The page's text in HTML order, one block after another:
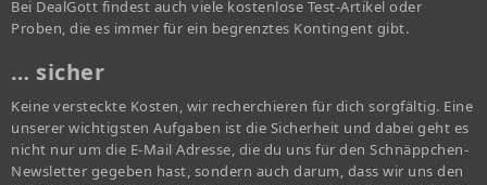
Bei DealGott findest auch viele kostenlose Test-Artikel oder
Proben, die es immer für ein begrenztes Kontingent gibt.
… sicher
Keine versteckte Kosten, wir recherchieren für dich sorgfältig. Eine
unserer wichtigsten Aufgaben ist die Sicherheit und dabei geht es
nicht nur um die E-Mail Adresse, die du uns für den Schnäppchen-
Newsletter gegeben hast, sondern auch darum, dass wir uns den